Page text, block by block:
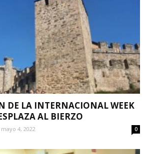
DE LA INTERNACIONAL WEEK
AL BIERZO
mayo 4, 2022 0